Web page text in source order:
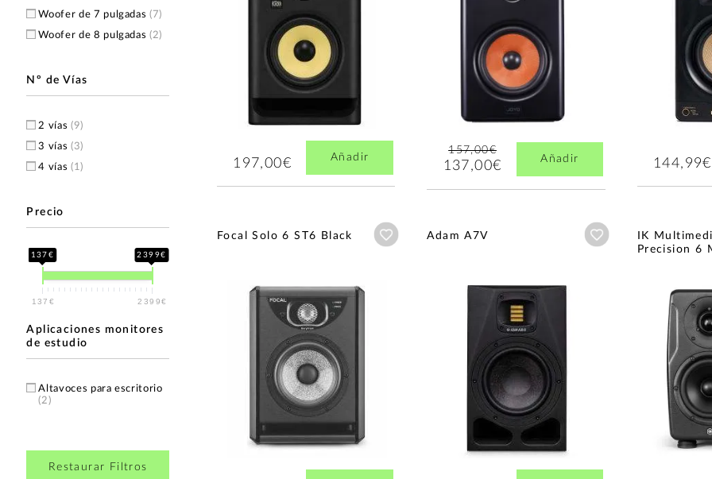
JBL
(1)
Joyo
Woofer de 7 pulgadas(7)
Woofer de 8 pulgadas(2)
Nº de Vías
2 vías (9)
3 vías (3)
4 vías (1)
Precio
137€ 2399€
137€ 2399€
Aplicaciones monitores
de estudio
Altavoces para escritorio
(2)
Restaurar Filtros
197,00€ Añadir
157,00€
137,00€ Añadir 144,99€
Focal Solo 6 ST6 Black Añadir a wishlist
Adam A7V Añadir a wishlist
IK
Precision 6